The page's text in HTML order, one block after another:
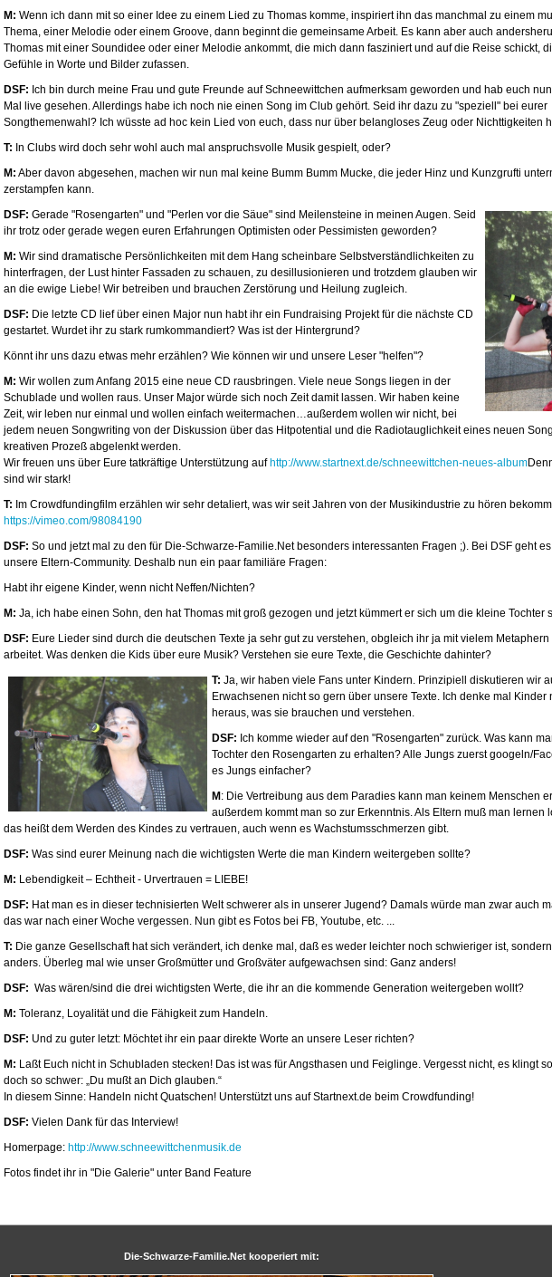
M: Wenn ich dann mit so einer Idee zu einem Lied zu Thomas komme, inspiriert ihn das manchmal zu einem
Thema, einer Melodie oder einem Groove, dann beginnt die gemeinsame Arbeit. Es kann aber auch
Thomas mit einer Soundidee oder einer Melodie ankommt, die mich dann fasziniert und auf die Reise schickt,
Gefühle in Worte und Bilder zufassen.
DSF: Ich bin durch meine Frau und gute Freunde auf Schneewittchen aufmerksam geworden und hab euch
Mal live gesehen. Allerdings habe ich noch nie einen Song im Club gehört. Seid ihr dazu zu "speziell" bei eurer
Songthemenwahl? Ich wüsste ad hoc kein Lied von euch, dass nur über belangloses Zeug oder Nichttigkeiten
T: In Clubs wird doch sehr wohl auch mal anspruchsvolle Musik gespielt, oder?
M: Aber davon abgesehen, machen wir nun mal keine Bumm Bumm Mucke, die jeder Hinz und Kunzgrufti
zerstampfen kann.
DSF: Gerade "Rosengarten" und "Perlen vor die Säue" sind Meilensteine in meinen Augen. Seid
ihr trotz oder gerade wegen euren Erfahrungen Optimisten oder Pessimisten geworden?
M: Wir sind dramatische Persönlichkeiten mit dem Hang scheinbare Selbstverständlichkeiten zu
hinterfragen, der Lust hinter Fassaden zu schauen, zu desillusionieren und trotzdem glauben wir
an die ewige Liebe! Wir betreiben und brauchen Zerstörung und Heilung zugleich.
DSF: Die letzte CD lief über einen Major nun habt ihr ein Fundraising Projekt für die nächste CD
gestartet. Wurdet ihr zu stark rumkommandiert? Was ist der Hintergrund?
Könnt ihr uns dazu etwas mehr erzählen? Wie können wir und unsere Leser "helfen"?
M: Wir wollen zum Anfang 2015 eine neue CD rausbringen. Viele neue Songs liegen in der
Schublade und wollen raus. Unser Major würde sich noch Zeit damit lassen. Wir haben keine
Zeit, wir leben nur einmal und wollen einfach weitermachen…außerdem wollen wir nicht, bei
jedem neuen Songwriting von der Diskussion über das Hitpotential und die Radiotauglichkeit eines neuen
kreativen Prozeß abgelenkt werden.
Wir freuen uns über Eure tatkräftige Unterstützung auf http://www.startnext.de/schneewittchen-neues-album
sind wir stark!
T: Im Crowdfundingfilm erzählen wir sehr detaliert, was wir seit Jahren von der Musikindustrie zu hören
https://vimeo.com/98084190
DSF: So und jetzt mal zu den für Die-Schwarze-Familie.Net besonders interessanten Fragen ;). Bei DSF geht
unsere Eltern-Community. Deshalb nun ein paar familiäre Fragen:
Habt ihr eigene Kinder, wenn nicht Neffen/Nichten?
M: Ja, ich habe einen Sohn, den hat Thomas mit groß gezogen und jetzt kümmert er sich um die kleine Tochter
DSF: Eure Lieder sind durch die deutschen Texte ja sehr gut zu verstehen, obgleich ihr ja mit vielem
arbeitet. Was denken die Kids über eure Musik? Verstehen sie eure Texte, die Geschichte dahinter?
T: Ja, wir haben viele Fans unter Kindern. Prinzipiell diskutieren wir
Erwachsenen nicht so gern über unsere Texte. Ich denke mal Kinder
heraus, was sie brauchen und verstehen.
DSF: Ich komme wieder auf den "Rosengarten" zurück. Was kann
Tochter den Rosengarten zu erhalten? Alle Jungs zuerst googeln/
es Jungs einfacher?
M : Die Vertreibung aus dem Paradies kann man keinem Menschen
außerdem kommt man so zur Erkenntnis. Als Eltern muß man lernen
das heißt dem Werden des Kindes zu vertrauen, auch wenn es Wachstumsschmerzen gibt.
DSF: Was sind eurer Meinung nach die wichtigsten Werte die man Kindern weitergeben sollte?
M: Lebendigkeit – Echtheit - Urvertrauen = LIEBE!
DSF: Hat man es in dieser technisierten Welt schwerer als in unserer Jugend? Damals würde man zwar auch
das war nach einer Woche vergessen. Nun gibt es Fotos bei FB, Youtube, etc. ...
T: Die ganze Gesellschaft hat sich verändert, ich denke mal, daß es weder leichter noch schwieriger ist,
anders. Überleg mal wie unser Großmütter und Großväter aufgewachsen sind: Ganz anders!
DSF: Was wären/sind die drei wichtigsten Werte, die ihr an die kommende Generation weitergeben wollt?
M: Toleranz, Loyalität und die Fähigkeit zum Handeln.
DSF: Und zu guter letzt: Möchtet ihr ein paar direkte Worte an unsere Leser richten?
M: Laßt Euch nicht in Schubladen stecken! Das ist was für Angsthasen und Feiglinge. Vergesst nicht, es klingt
doch so schwer: „Du mußt an Dich glauben.“
In diesem Sinne: Handeln nicht Quatschen! Unterstützt uns auf Startnext.de beim Crowdfunding!
DSF: Vielen Dank für das Interview!
Homerpage: http://www.schneewittchenmusik.de
Fotos findet ihr in "Die Galerie" unter Band Feature
Die-Schwarze-Familie.Net kooperiert mit: